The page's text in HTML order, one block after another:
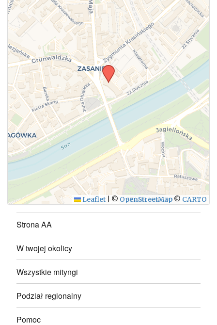
WYŚLIJ
Leaflet © OpenStreetMap© CARTO
Strona AA
W twojej okolicy
Wszystkie mityngi
Podział regionalny
Pomoc